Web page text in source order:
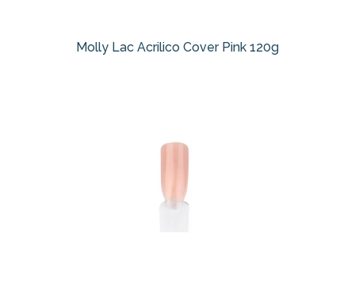
Molly Lac Acrilico Cover Pink 120g